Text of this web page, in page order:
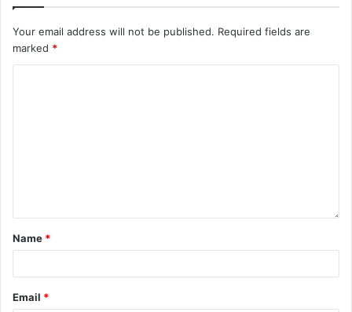
Your email address will not be published. Required fields are
marked *
Name *
Email *